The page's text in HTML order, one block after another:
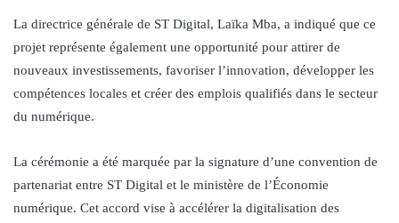
La directrice générale de ST Digital, Laïka Mba, a indiqué que ce
projet représente également une opportunité pour attirer de
nouveaux investissements, favoriser l’innovation, développer les
compétences locales et créer des emplois qualifiés dans le secteur
du numérique.
La cérémonie a été marquée par la signature d’une convention de
partenariat entre ST Digital et le ministère de l’Économie
numérique. Cet accord vise à accélérer la digitalisation des